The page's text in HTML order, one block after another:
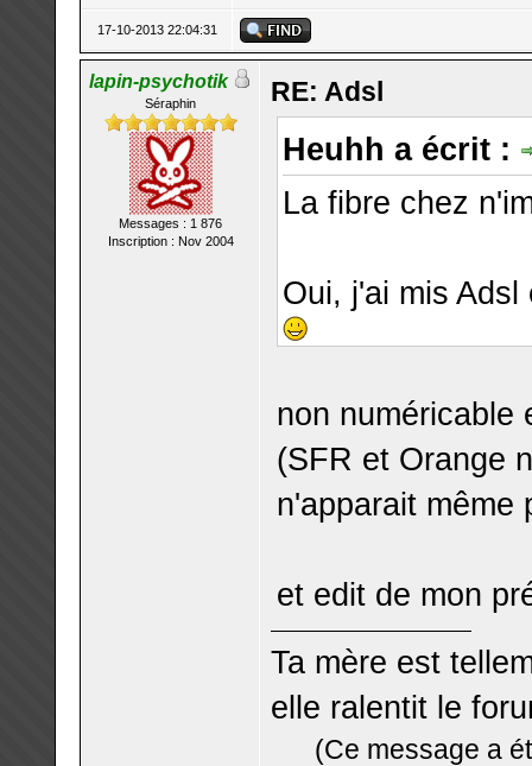
17-10-2013 22:04:31
lapin-psychotik
Séraphin
Messages : 1 876
Inscription : Nov 2004
RE: Adsl
Heuhh a écrit :
La fibre chez
Oui, j'ai mis
non numéricable
(SFR et Orange
n'apparait même
et edit de mon
Ta mère est
elle ralentit le
(Ce message a